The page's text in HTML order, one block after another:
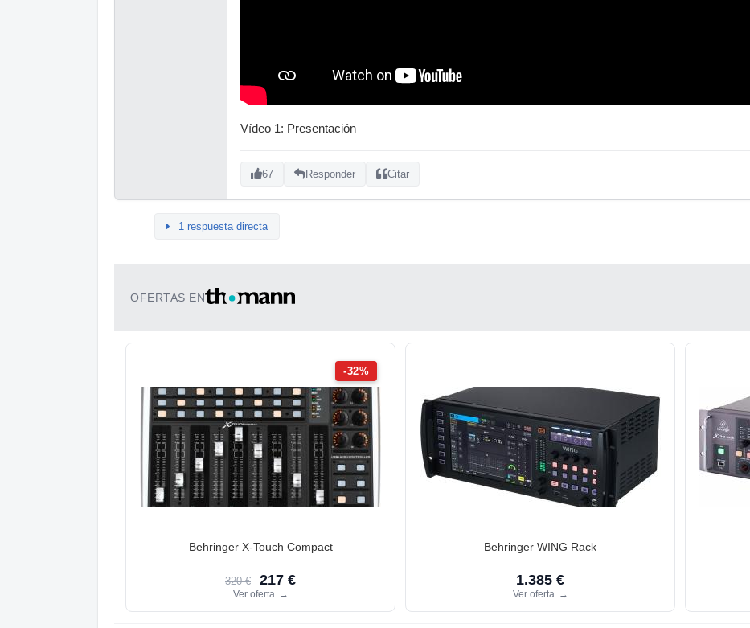
Vídeo 1: Presentación
67 Responder Citar
1 respuesta directa
OFERTAS EN
-32%
Behringer X-Touch Compact
320 € 217 €
Ver oferta →
Behringer WING Rack
1.385 €
Ver oferta →